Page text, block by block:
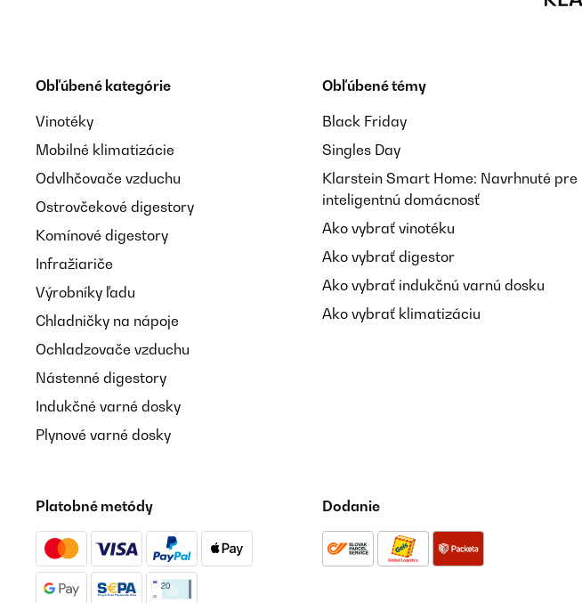
Obľúbené kategórie
Vinotéky
Mobilné klimatizácie
Odvlhčovače vzduchu
Ostrovčekové digestory
Komínové digestory
Infražiariče
Výrobníky ľadu
Chladničky na nápoje
Ochladzovače vzduchu
Nástenné digestory
Indukčné varné dosky
Plynové varné dosky
Obľúbené témy
Black Friday
Singles Day
Klarstein Smart Home: Navrhnuté pre
inteligentnú domácnosť
Ako vybrať vinotéku
Ako vybrať digestor
Ako vybrať indukčnú varnú dosku
Ako vybrať klimatizáciu
Platobné metódy Dodanie